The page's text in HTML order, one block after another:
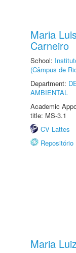
Maria
Carneiro
School:
(Câmpus de
Department:
AMBIENTAL
Academic
title: MS-3.1
CV Lattes
Maria